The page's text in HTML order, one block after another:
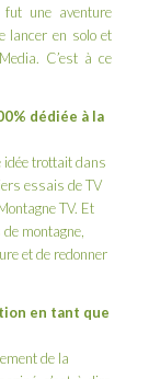
fut une aventure
lancer en solo et
C’est à ce
dédiée à la
idée trottait dans
essais de TV
TV. Et
montagne,
et de redonner
en tant que
de la